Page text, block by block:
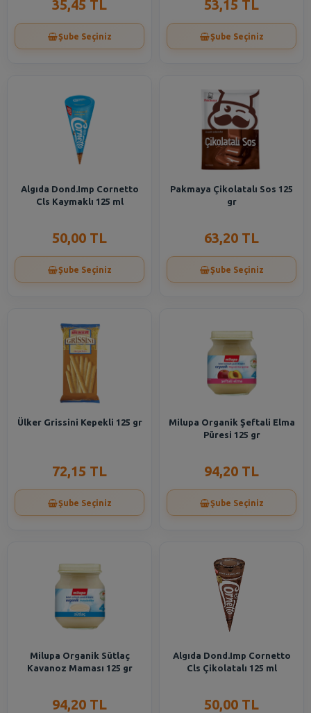
35,45 TL
Şube Seçiniz
53,15 TL
Şube Seçiniz
Algıda Dond.Imp Cornetto
Cls Kaymaklı 125 ml
50,00 TL
Şube Seçiniz
Pakmaya Çikolatalı Sos 125
gr
63,20 TL
Şube Seçiniz
Ülker Grissini Kepekli 125 gr
72,15 TL
Şube Seçiniz
Milupa Organik Şeftali Elma
Püresi 125 gr
94,20 TL
Şube Seçiniz
Milupa Organik Sütlaç
Kavanoz Maması 125 gr
94,20 TL
Algıda Dond.Imp Cornetto
Cls Çikolatalı 125 ml
50,00 TL